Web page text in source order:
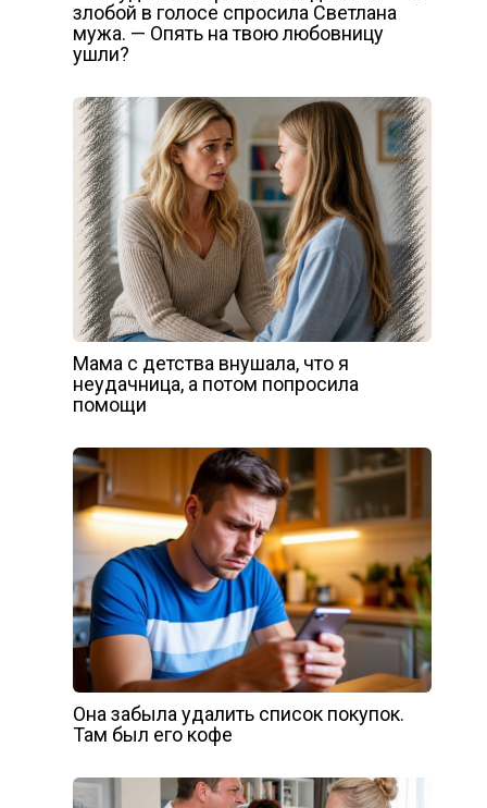
злобой в голосе спросила Светлана
мужа. — Опять на твою любовницу
ушли?
Мама с детства внушала, что я
неудачница, а потом попросила
помощи
Она забыла удалить список покупок.
Там был его кофе